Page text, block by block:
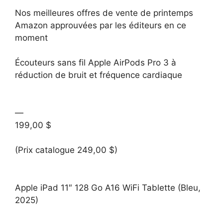
Nos meilleures offres de vente de printemps
Amazon approuvées par les éditeurs en ce
moment
Écouteurs sans fil Apple AirPods Pro 3 à
réduction de bruit et fréquence cardiaque
—
199,00 $
(Prix catalogue 249,00 $)
Apple iPad 11″ 128 Go A16 WiFi Tablette (Bleu,
2025)